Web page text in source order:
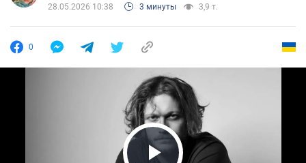
28.05.2026 10:38 3 минуты 3,9 т.
0